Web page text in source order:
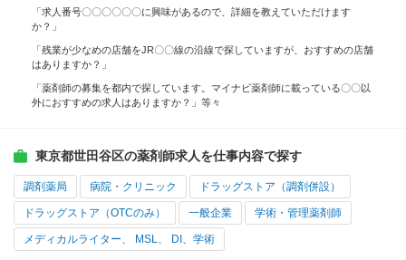
「求人番号〇〇〇〇〇〇に興味があるので、詳細を教えていただけます
か？」
「残業が少なめの店舗をJR〇〇線の沿線で探していますが、おすすめの店舗
はありますか？」
「薬剤師の募集を都内で探しています。マイナビ薬剤師に載っている〇〇以
外におすすめの求人はありますか？」等々
東京都世田谷区の薬剤師求人を仕事内容で探す
調剤薬局 病院・クリニック ドラッグストア（調剤併設）
ドラッグストア（OTCのみ） 一般企業 学術・管理薬剤師
メディカルライター、 MSL、 DI、学術